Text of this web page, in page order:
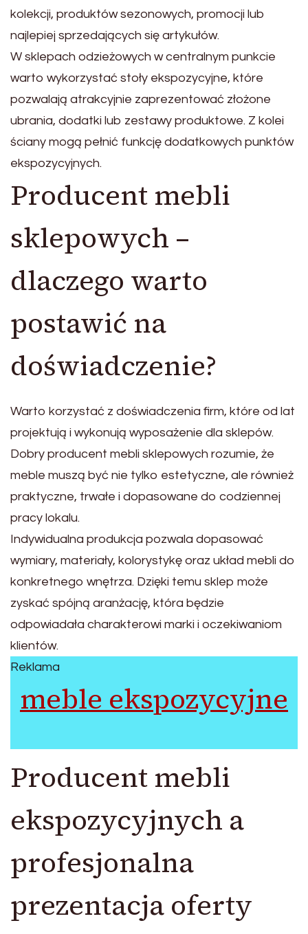
kolekcji, produktów sezonowych, promocji lub
najlepiej sprzedających się artykułów.
W sklepach odzieżowych w centralnym punkcie
warto wykorzystać stoły ekspozycyjne, które
pozwalają atrakcyjnie zaprezentować złożone
ubrania, dodatki lub zestawy produktowe. Z kolei
ściany mogą pełnić funkcję dodatkowych punktów
ekspozycyjnych.
Producent mebli
sklepowych –
dlaczego warto
postawić na
doświadczenie?
Warto korzystać z doświadczenia firm, które od lat
projektują i wykonują wyposażenie dla sklepów.
Dobry producent mebli sklepowych rozumie, że
meble muszą być nie tylko estetyczne, ale również
praktyczne, trwałe i dopasowane do codziennej
pracy lokalu.
Indywidualna produkcja pozwala dopasować
wymiary, materiały, kolorystykę oraz układ mebli do
konkretnego wnętrza. Dzięki temu sklep może
zyskać spójną aranżację, która będzie
odpowiadała charakterowi marki i oczekiwaniom
klientów.
Reklama
meble ekspozycyjne
Producent mebli
ekspozycyjnych a
profesjonalna
prezentacja oferty